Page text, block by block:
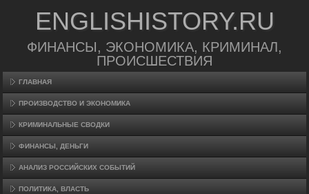
ENGLISHISTORY.RU
ФИНАНСЫ, ЭКОНОМИКА, КРИМИНАЛ,
ПРОИСШЕСТВИЯ
ГЛАВНАЯ
ПРОИЗВΟДСТВО И ЭКОНОМИКА
КРИМИНАЛЬНЫЕ СВОДКИ
ФИНАНСЫ, ДЕНЬГИ
АНАЛИЗ РОССИЙСКИХ СОБЫТИЙ
ПОЛИТИКА, ВЛАСТЬ